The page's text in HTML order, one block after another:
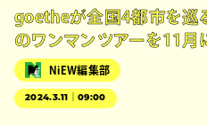
goetheが全国4都市を巡
のワンマンツアーを11月
NiEW編集部
2024.3.11｜09:00